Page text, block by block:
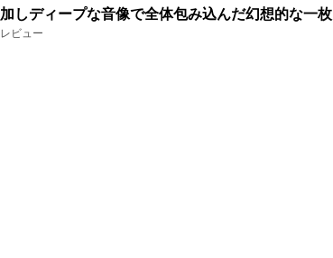
加しディープな音像で全体包み込んだ幻想的な一枚
レビュー